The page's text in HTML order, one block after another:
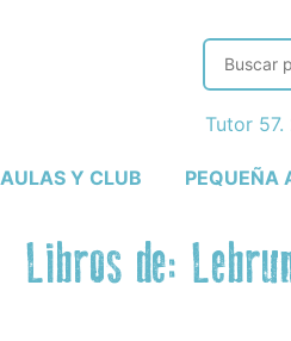
AULAS Y CLUB PEQUEÑA
Tutor
Libros de: